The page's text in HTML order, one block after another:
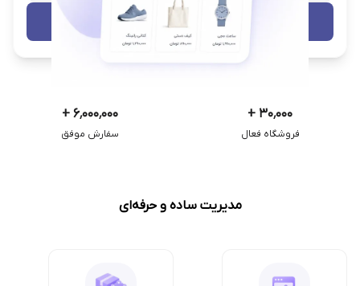
تست رایگان
۳۰٬۰۰۰ +
فروشگاه فعال
۶٬۰۰۰٬۰۰۰ +
سفارش موفق
مدیریت ساده و حرفه‌ای